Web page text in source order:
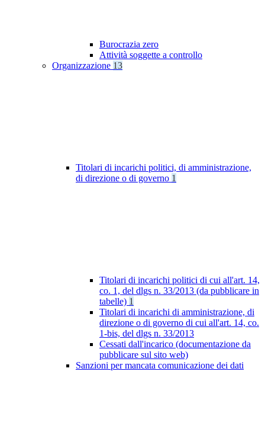
Burocrazia zero
Attività soggette a controllo
Organizzazione 13
Titolari di incarichi politici, di amministrazione,
di direzione o di governo 1
Titolari di incarichi politici di cui all'art. 14,
co. 1, del dlgs n. 33/2013 (da pubblicare in
tabelle) 1
Titolari di incarichi di amministrazione, di
direzione o di governo di cui all'art. 14, co.
1-bis, del dlgs n. 33/2013
Cessati dall'incarico (documentazione da
pubblicare sul sito web)
Sanzioni per mancata comunicazione dei dati